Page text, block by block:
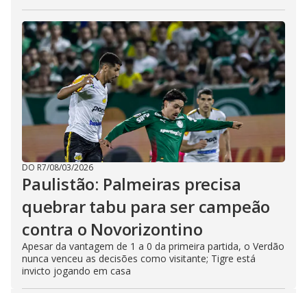
DO R7/08/03/2026
Paulistão: Palmeiras precisa
quebrar tabu para ser campeão
contra o Novorizontino
Apesar da vantagem de 1 a 0 da primeira partida, o Verdão
nunca venceu as decisões como visitante; Tigre está
invicto jogando em casa